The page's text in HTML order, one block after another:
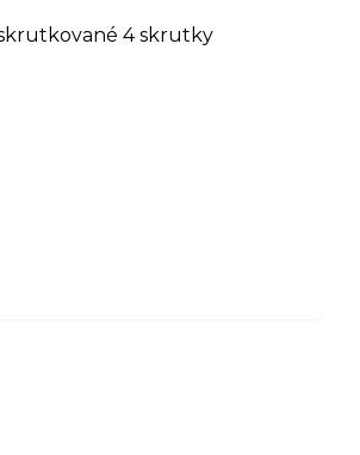
4 skrutky